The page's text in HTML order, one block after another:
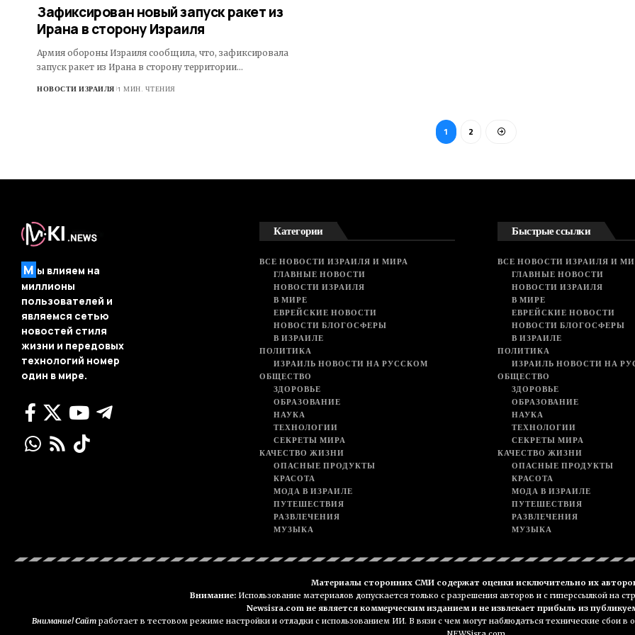
Зафиксирован новый запуск ракет из
Ирана в сторону Израиля
Армия обороны Израиля сообщила, что, зафиксировала
запуск ракет из Ирана в сторону территории…
НОВОСТИ ИЗРАИЛЯ 1 МИН. ЧТЕНИЯ
1 2
М ы влияем на
миллионы
пользователей и
являемся сетью
новостей стиля
жизни и передовых
технологий номер
один в мире.
Категории
ВСЕ НОВОСТИ ИЗРАИЛЯ И МИРА
ГЛАВНЫЕ НОВОСТИ
НОВОСТИ ИЗРАИЛЯ
В МИРЕ
ЕВРЕЙСКИЕ НОВОСТИ
НОВОСТИ БЛОГОСФЕРЫ
В ИЗРАИЛЕ
ПОЛИТИКА
ИЗРАИЛЬ НОВОСТИ НА РУССКОМ
ОБЩЕСТВО
ЗДОРОВЬЕ
ОБРАЗОВАНИЕ
НАУКА
ТЕХНОЛОГИИ
СЕКРЕТЫ МИРА
КАЧЕСТВО ЖИЗНИ
ОПАСНЫЕ ПРОДУКТЫ
КРАСОТА
МОДА В ИЗРАИЛЕ
ПУТЕШЕСТВИЯ
РАЗВЛЕЧЕНИЯ
МУЗЫКА
Быстрые ссылки
ВСЕ НОВОСТИ ИЗРАИЛЯ И
ГЛАВНЫЕ НОВОСТИ
НОВОСТИ ИЗРАИЛЯ
В МИРЕ
ЕВРЕЙСКИЕ НОВОСТИ
НОВОСТИ БЛОГОСФЕРЫ
В ИЗРАИЛЕ
ПОЛИТИКА
ИЗРАИЛЬ НОВОСТИ НА
ОБЩЕСТВО
ЗДОРОВЬЕ
ОБРАЗОВАНИЕ
НАУКА
ТЕХНОЛОГИИ
СЕКРЕТЫ МИРА
КАЧЕСТВО ЖИЗНИ
ОПАСНЫЕ ПРОДУКТЫ
КРАСОТА
МОДА В ИЗРАИЛЕ
ПУТЕШЕСТВИЯ
РАЗВЛЕЧЕНИЯ
МУЗЫКА
Материалы сторонних СМИ содержат оценки исключительно их
Внимание:Использование материалов допускается только с разрешения авторов и с гиперссылкой на
Newsisra.com не является коммерческим изданием и не извлекает прибыль из
Внимание! Сайтработает в тестовом режиме настройки и отладки с использованием ИИ. В вязи с чем могут наблюдаться технические сбои в